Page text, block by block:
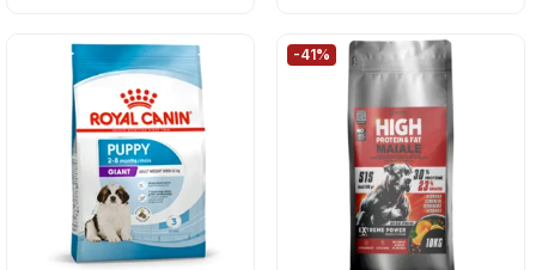
-41%